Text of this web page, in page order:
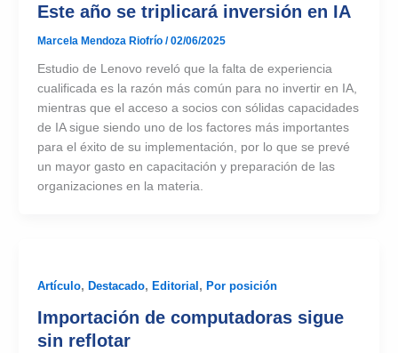
Este año se triplicará inversión en IA
Marcela Mendoza Riofrío /02/06/2025
Estudio de Lenovo reveló que la falta de experiencia
cualificada es la razón más común para no invertir en IA,
mientras que el acceso a socios con sólidas capacidades
de IA sigue siendo uno de los factores más importantes
para el éxito de su implementación, por lo que se prevé
un mayor gasto en capacitación y preparación de las
organizaciones en la materia.
Artículo, Destacado, Editorial , Por posición
Importación de computadoras sigue
sin reflotar